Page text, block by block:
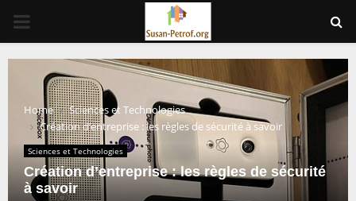
PRIMARY
MENU
Home
Sciences et Technologies
Création d’entreprise : les règles de sécurité à savoir
Sciences et Technologies
Création d’entreprise : les règles de sécurité
à savoir